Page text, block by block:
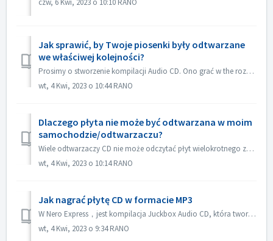
czw, 6 Kwi, 2023 o 10:10 RANO
Jak sprawić, by Twoje piosenki były odtwarzane
we właściwej kolejności?
Prosimy o stworzenie kompilacji Audio CD. Ono grać w the rozkaz który ty dodawać the kartoteka. Jeżeli ty tworzyć z inny kompilacja che palić w facto dane d...
wt, 4 Kwi, 2023 o 10:44 RANO
Dlaczego płyta nie może być odtwarzana w moim
samochodzie/odtwarzaczu?
Wiele odtwarzaczy CD nie może odczytać płyt wielokrotnego zapisu (CD-RW). Dlatego do nagrywania płyt Audio CD należy używać zwykłych płyt CD-ROM.
wt, 4 Kwi, 2023 o 10:14 RANO
Jak nagrać płytę CD w formacie MP3
W Nero Express，jest kompilacja Juckbox Audio CD, która tworzy płytę CD ze wszystkimi Twoimi ulubionymi plikami MP3, WMA lub Nero AAC, które mogą być odtwarz...
wt, 4 Kwi, 2023 o 9:34 RANO